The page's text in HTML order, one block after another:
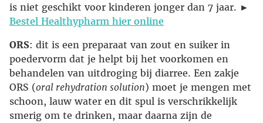
is niet geschikt voor kinderen jonger dan 7 jaar. ►
Bestel Healthypharm hier online
ORS: dit is een preparaat van zout en suiker in
poedervorm dat je helpt bij het voorkomen en
behandelen van uitdroging bij diarree. Een zakje
ORS (oral rehydration solution) moet je mengen met
schoon, lauw water en dit spul is verschrikkelijk
smerig om te drinken, maar daarna zijn de